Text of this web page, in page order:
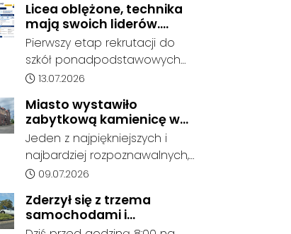
Licea oblężone, technika
mają swoich liderów.
Znamy wstępne wyniki
rekrutacji do szkół w
powiecie
Pierwszy etap rekrutacji do
szkół ponadpodstawowych
prowadzonych przez Powiat
pokazuje coraz wyraźniejsze
preferencje tegorocznych
absolwentów szkół
podstawowych. Dane dotyczą
kandydatów, którzy wskazali
dany oddział jako pierwszy
wybór, dlatego nie stanowią
jeszcze ostatecznego wyniku
Data dodania artykułu:
13.07.2026
Miasto wystawiło
zabytkową kamienicę w
Porcie na sprzedaż. W
dawnym hotelu mają
powstać mieszkania
Jeden z najpiękniejszych i
najbardziej rozpoznawalnych,
ale też najbardziej
Portu został wystawiony na
sprzedaż. Gmina Kędzierzyn-
Data dodania artykułu:
09.07.2026
Zderzył się z trzema
samochodami i
kontynuował jazdę. Seria